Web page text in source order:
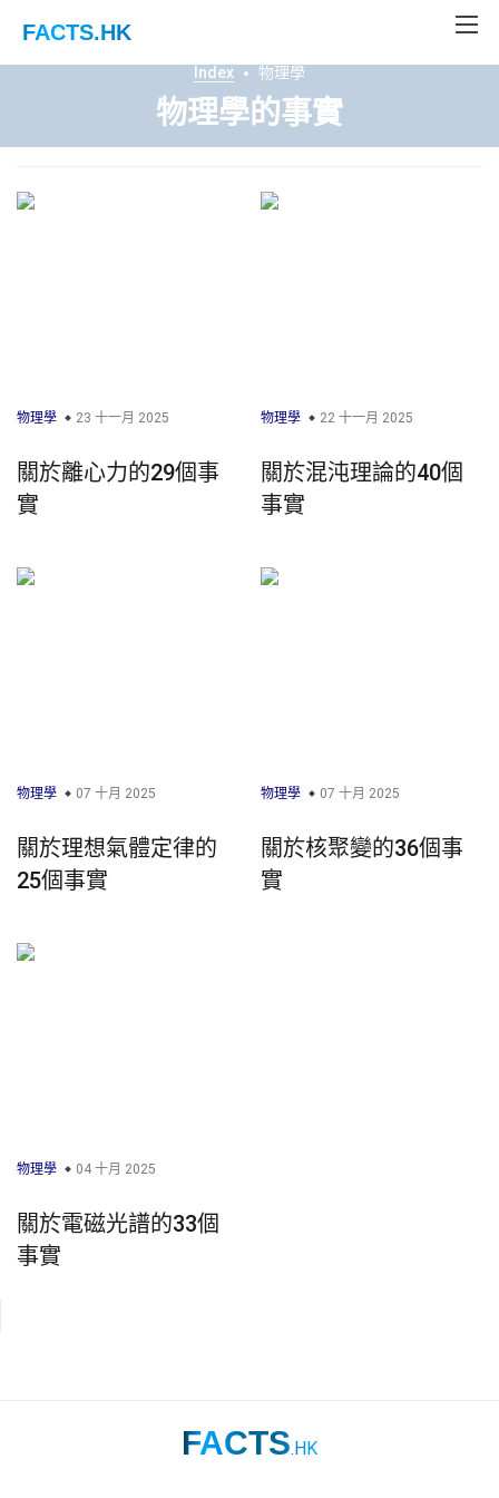
FACTS.HK
Index 物理學
物理學的事實
物理學 23 十一月 2025
關於離心力的29個事
實
物理學 22 十一月 2025
關於混沌理論的40個
事實
物理學 07 十月 2025
關於理想氣體定律的
25個事實
物理學 07 十月 2025
關於核聚變的36個事
實
物理學 04 十月 2025
關於電磁光譜的33個
事實
FACTS.HK